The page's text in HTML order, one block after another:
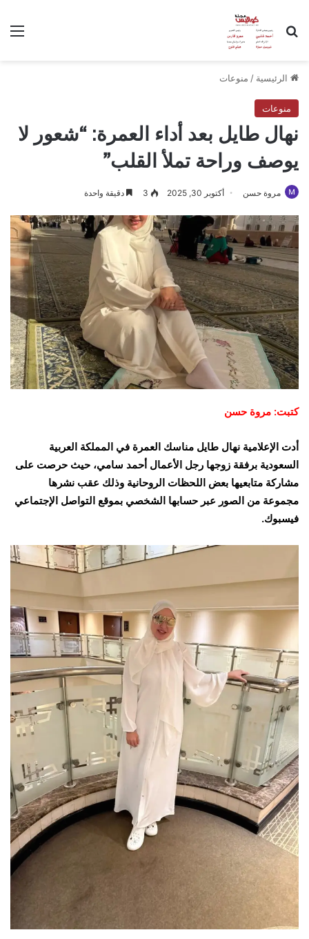
بحث عن
الرئيسية / منوعات
منوعات
نهال طايل بعد أداء العمرة: “شعور لا
يوصف وراحة تملأ القلب”
مروة حسن أكتوبر 30, 2025 3 دقيقة واحدة
كتبت: مروة حسن
أدت الإعلامية نهال طايل مناسك العمرة في المملكة العربية
السعودية برفقة زوجها رجل الأعمال أحمد سامي، حيث حرصت على
مشاركة متابعيها بعض اللحظات الروحانية وذلك عقب نشرها
مجموعة من الصور عبر حسابها الشخصي بموقع التواصل الإجتماعي
فيسبوك.